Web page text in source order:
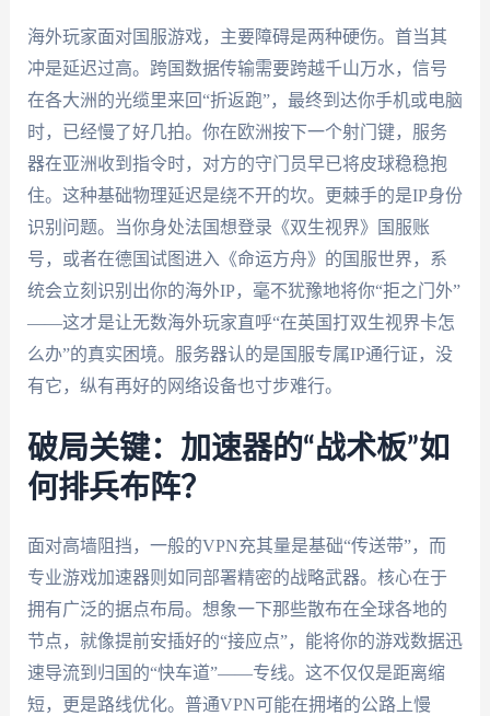
海外玩家面对国服游戏，主要障碍是两种硬伤。首当其
冲是延迟过高。跨国数据传输需要跨越千山万水，信号
在各大洲的光缆里来回“折返跑”，最终到达你手机或电脑
时，已经慢了好几拍。你在欧洲按下一个射门键，服务
器在亚洲收到指令时，对方的守门员早已将皮球稳稳抱
住。这种基础物理延迟是绕不开的坎。更棘手的是IP身份
识别问题。当你身处法国想登录《双生视界》国服账
号，或者在德国试图进入《命运方舟》的国服世界，系
统会立刻识别出你的海外IP，毫不犹豫地将你“拒之门外”
——这才是让无数海外玩家直呼“在英国打双生视界卡怎
么办”的真实困境。服务器认的是国服专属IP通行证，没
有它，纵有再好的网络设备也寸步难行。
破局关键：加速器的“战术板”如
何排兵布阵？
面对高墙阻挡，一般的VPN充其量是基础“传送带”，而
专业游戏加速器则如同部署精密的战略武器。核心在于
拥有广泛的据点布局。想象一下那些散布在全球各地的
节点，就像提前安插好的“接应点”，能将你的游戏数据迅
速导流到归国的“快车道”——专线。这不仅仅是距离缩
短，更是路线优化。普通VPN可能在拥堵的公路上慢